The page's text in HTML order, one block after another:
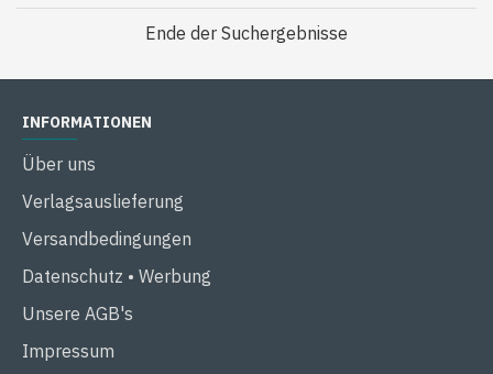
Ende der Suchergebnisse
INFORMATIONEN
Über uns
Verlagsauslieferung
Versandbedingungen
Datenschutz • Werbung
Unsere AGB's
Impressum